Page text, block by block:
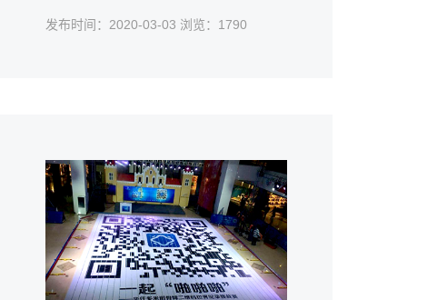
况且这场考试，还没有结束，即便这场考试
发布时间：2020-03-03 浏览：1790